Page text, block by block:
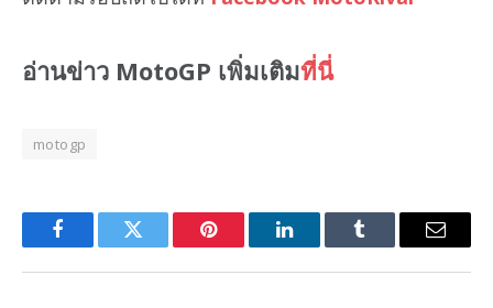
อ่านข่าว MotoGP เพิ่มเติมที่นี่
motogp
FacebookTwitter Pinterest LinkedInTumblr Email